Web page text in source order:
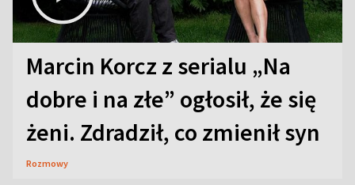
Marcin Korcz z serialu „Na
dobre i na złe” ogłosił, że się
żeni. Zdradził, co zmienił syn
Rozmowy